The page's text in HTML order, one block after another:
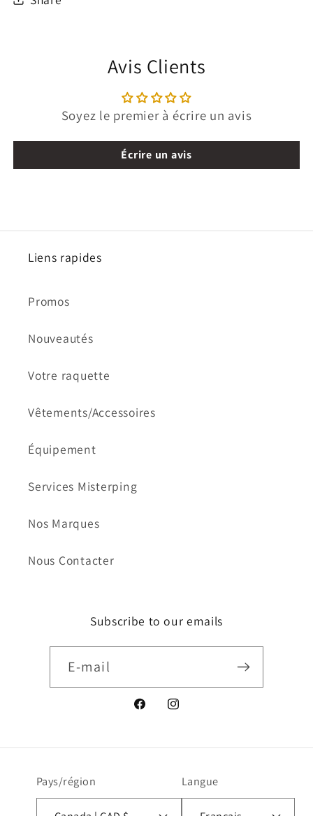
Avis Clients
Soyez le premier à écrire un avis
Écrire un avis
Liens rapides
Promos
Nouveautés
Votre raquette
Vêtements/Accessoires
Équipement
Services Misterping
Nos Marques
Nous Contacter
Subscribe to our emails
E-mail
FacebookInstagram
Pays/région Langue